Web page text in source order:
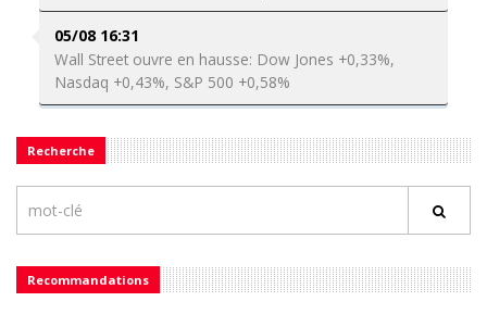
05/08 16:31
Wall Street ouvre en hausse: Dow Jones +0,33%,
Nasdaq +0,43%, S&P 500 +0,58%
Recherche
Recommandations